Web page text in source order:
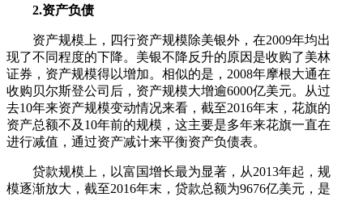
2.资产负债
资产规模上，四行资产规模除美银外，在2009年均出
现了不同程度的下降。美银不降反升的原因是收购了美林
证券，资产规模得以增加。相似的是，2008年摩根大通在
收购贝尔斯登公司后，资产规模大增逾6000亿美元。从过
去10年来资产规模变动情况来看，截至2016年末，花旗的
资产总额不及10年前的规模，这主要是多年来花旗一直在
进行减值，通过资产减计来平衡资产负债表。
贷款规模上，以富国增长最为显著，从2013年起，规
模逐渐放大，截至2016年末，贷款总额为9676亿美元，是